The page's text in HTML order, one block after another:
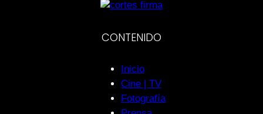
CONTENIDO
Inicio
Cine | TV
Fotografía